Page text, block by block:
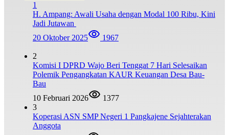
1
H. Ampang: Awali Usaha dengan Modal 100 Ribu, Kini
Jadi Jutawan
20 Oktober 2025
1967
2
Komisi I DPRD Wajo Beri Tenggat 7 Hari Selesaikan
Polemik Pengangkatan KAUR Keuangan Desa Bau-
Bau
10 Februari 2026
1377
3
Koperasi ASN SMP Negeri 1 Pangkajene Sejahterakan
Anggota